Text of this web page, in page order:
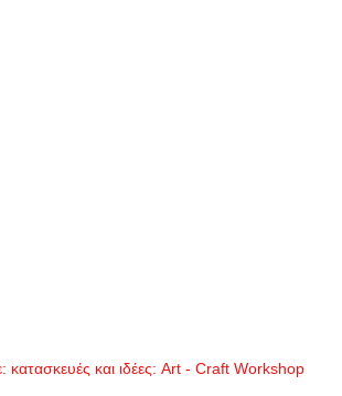
κατασκευές και ιδέες: Art - Craft Workshop